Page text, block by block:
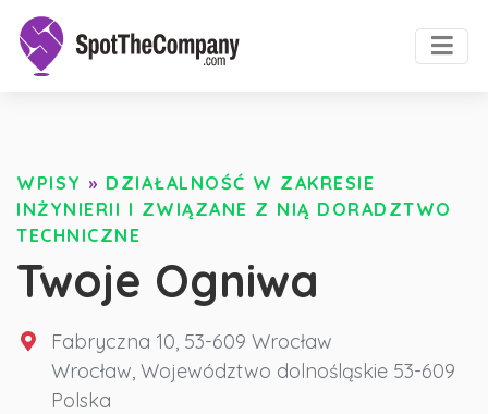
WPISY » DZIAŁALNOŚĆ W ZAKRESIE
INŻYNIERII I ZWIĄZANE Z NIĄ DORADZTWO
TECHNICZNE
Twoje Ogniwa
Fabryczna 10, 53-609 Wrocław
Wrocław, Województwo dolnośląskie 53-609
Polska